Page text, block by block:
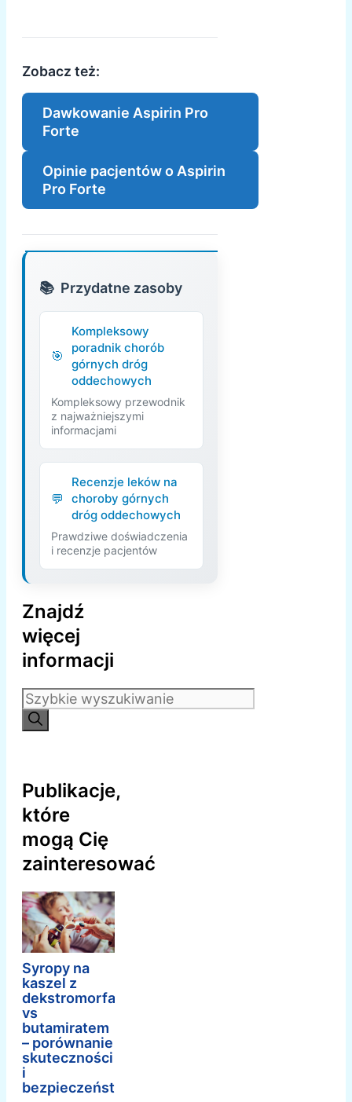
Zobacz też:
Dawkowanie Aspirin Pro
Forte
Opinie pacjentów o Aspirin
Pro Forte
Przydatne zasoby
Kompleksowy
poradnik chorób
górnych dróg
oddechowych
Kompleksowy przewodnik
z najważniejszymi
informacjami
Recenzje leków na
choroby górnych
dróg oddechowych
Prawdziwe doświadczenia
i recenzje pacjentów
Znajdź
więcej
informacji
Szukaj:
Publikacje,
które
mogą Cię
zainteresować
Syropy na
kaszel z
dekstromorfanem
vs
butamiratem
– porównanie
skuteczności
i
bezpieczeństwa